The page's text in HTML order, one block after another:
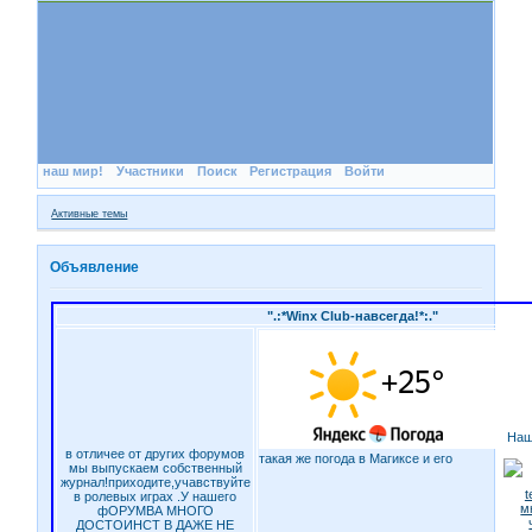
наш мир! Участники Поиск Регистрация Войти
Активные темы
Объявление
".:*Winx Club-навсегда!*:."
в отличее от других форумов
мы выпускаем собственный
журнал!приходите,учавствуйте
в ролевых играх .У нашего
фОРУМВА МНОГО
ДОСТОИНСТ В ДАЖЕ НЕ
такая же погода в Магиксе и его